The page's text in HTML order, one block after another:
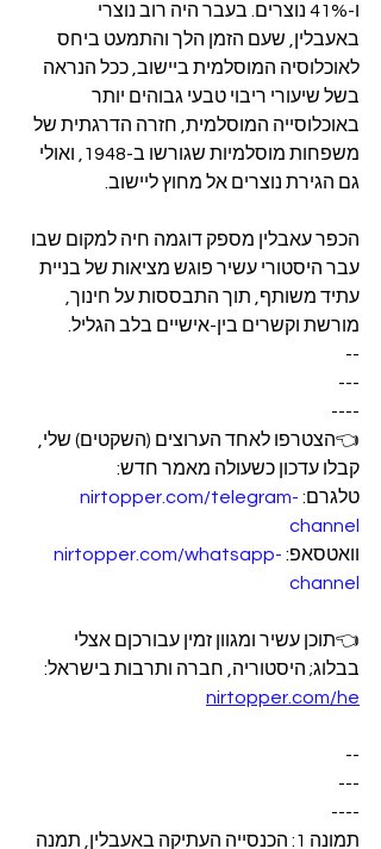
ו-41% נוצרים. בעבר היה רוב נוצרי
באעבלין, שעם הזמן הלך והתמעט ביחס
לאוכלוסיה המוסלמית ביישוב, ככל הנראה
בשל שיעורי ריבוי טבעי גבוהים יותר
באוכלוסייה המוסלמית, חזרה הדרגתית של
משפחות מוסלמיות שגורשו ב-1948, ואולי
גם הגירת נוצרים אל מחוץ ליישוב.
הכפר עאבלין מספק דוגמה חיה למקום שבו
עבר היסטורי עשיר פוגש מציאות של בניית
עתיד משותף, תוך התבססות על חינוך,
מורשת וקשרים בין-אישיים בלב הגליל.
--
---
----
👈הצטרפו לאחד הערוצים (השקטים) שלי,
קבלו עדכון כשעולה מאמר חדש:
טלגרם: nirtopper.com/telegram-
channel
וואטסאפ: nirtopper.com/whatsapp-
channel
👈תוכן עשיר ומגוון זמין עבורכןם אצלי
בבלוג; היסטוריה, חברה ותרבות בישראל:
nirtopper.com/he
--
---
----
תמונה 1: הכנסייה העתיקה באעבלין, תמנה